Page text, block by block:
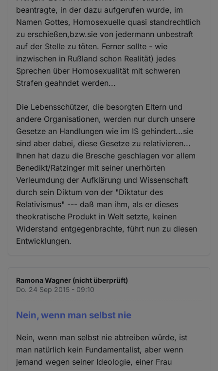
beantragte, in der dazu aufgerufen wurde, im
Namen Gottes, Homosexuelle quasi standrechtlich
zu erschießen,bzw.sie von jedermann unbestraft
auf der Stelle zu töten. Ferner sollte - wie
inzwischen in Rußland schon Realität) jedes
Sprechen über Homosexualität mit schweren
Strafen geahndet werden...
Die Lebensschützer, die besorgten Eltern und
andere Organisationen, werden nur durch unsere
Gesetze an Handlungen wie im IS gehindert...sie
sind aber dabei, diese Gesetze zu relativieren...
Ihnen hat dazu die Bresche geschlagen vor allem
Benedikt/Ratzinger mit seiner unerhörten
Verleumdung der Aufklärung und Wissenschaft
durch sein Diktum von der "Diktatur des
Relativismus" --- daß man ihm, als er dieses
theokratische Produkt in Welt setzte, keinen
Widerstand entgegenbrachte, führt nun zu diesen
Entwicklungen.
Ramona Wagner (nicht überprüft)
Do. 24 Sep 2015 - 09:10
Nein, wenn man selbst nie
Nein, wenn man selbst nie abtreiben würde, ist
man natürlich kein Fundamentalist, aber wenn
jemand wegen seiner Ideologie, einer Frau